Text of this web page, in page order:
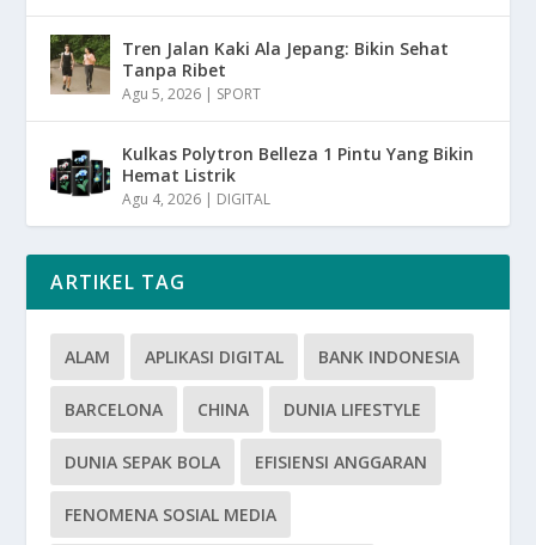
Tren Jalan Kaki Ala Jepang: Bikin Sehat
Tanpa Ribet
Agu 5, 2026 | SPORT
Kulkas Polytron Belleza 1 Pintu Yang Bikin
Hemat Listrik
Agu 4, 2026 | DIGITAL
ARTIKEL TAG
ALAM APLIKASI DIGITAL BANK INDONESIA
BARCELONA CHINA DUNIA LIFESTYLE
DUNIA SEPAK BOLA EFISIENSI ANGGARAN
FENOMENA SOSIAL MEDIA